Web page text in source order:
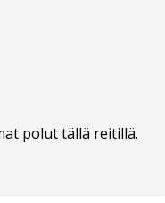
polut tällä reitillä.